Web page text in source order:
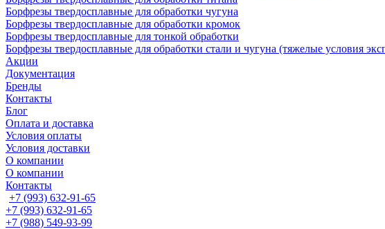
Борфрезы твердосплавные для обработки чугуна
Борфрезы твердосплавные для обработки кромок
Борфрезы твердосплавные для тонкой обработки
Борфрезы твердосплавные для обработки стали и чугуна (тяжелые условия
Акции
Документация
Бренды
Контакты
Блог
Оплата и доставка
Условия оплаты
Условия доставки
О компании
О компании
Контакты
+7 (993) 632-91-65
+7 (993) 632-91-65
+7 (988) 549-93-99